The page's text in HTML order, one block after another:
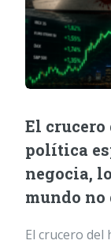
El
política
negocia,
mundo no
El crucero del